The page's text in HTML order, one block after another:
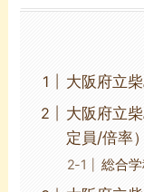
大阪府立
大阪府立
定員/倍率）
総合